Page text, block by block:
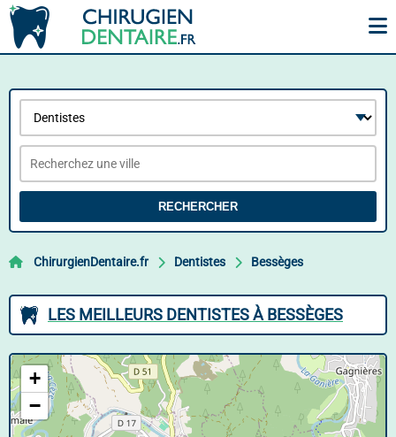
RECHERCHER
ChirurgienDentaire.fr Dentistes Bessèges
LES MEILLEURS DENTISTES À BESSÈGES
+
−